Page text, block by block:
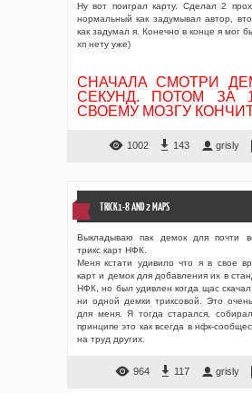
Ну вот поиграл карту. Сделал 2
нормальный как задумывал автор,
как задумал я. Конечно в конце я мог
хп нету уже)
СНАЧАЛА СМОТРИ
СЕКУНД. ПОТОМ ЗА
СВОЕМУ МОЗГУ
1002 143 grisly
TRICK1-8 AND 2 MAPS
Выкладываю пак демок для почти
трикс карт НФК.
Меня кстати удивило что я в свое
карт и демок для добавления их в
НФК, но был удивлен когда щас
ни одной демки триксовой. Это
для меня. Я тогда старался,
принципе это как всегда в нфк-
на труд других.
964 117 grisly